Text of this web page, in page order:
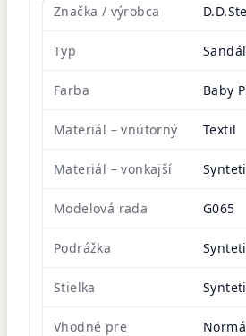
Značka / výrobca
Typ
Farba Baby
Materiál – vnútorný Textil
Materiál – vonkajší
Modelová rada G065
Podrážka
Stielka
Vhodné pre